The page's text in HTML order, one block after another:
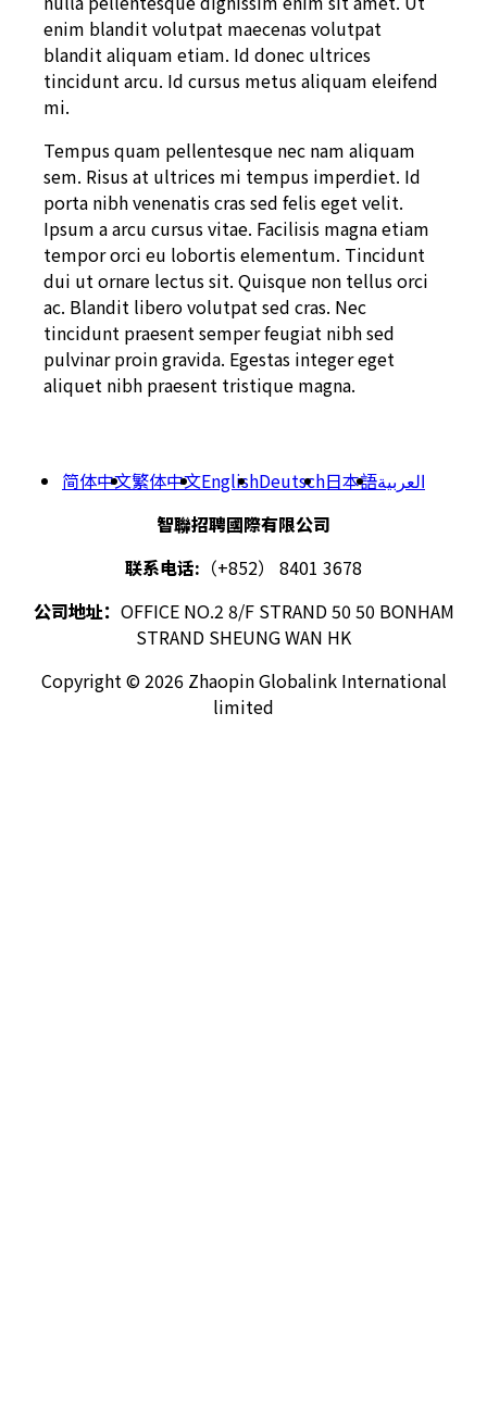
enim blandit volutpat maecenas volutpat
blandit aliquam etiam. Id donec ultrices
tincidunt arcu. Id cursus metus aliquam eleifend
mi.
Tempus quam pellentesque nec nam aliquam
sem. Risus at ultrices mi tempus imperdiet. Id
porta nibh venenatis cras sed felis eget velit.
Ipsum a arcu cursus vitae. Facilisis magna etiam
tempor orci eu lobortis elementum. Tincidunt
dui ut ornare lectus sit. Quisque non tellus orci
ac. Blandit libero volutpat sed cras. Nec
tincidunt praesent semper feugiat nibh sed
pulvinar proin gravida. Egestas integer eget
aliquet nibh praesent tristique magna.
简体中文繁体中文EnglishDeutsch日本語العربية
智聯招聘國際有限公司
联系电话: （+852） 8401 3678
公司地址： OFFICE NO.2 8/F STRAND 50 50 BONHAM
STRAND SHEUNG WAN HK
Copyright © 2026 Zhaopin Globalink International
limited